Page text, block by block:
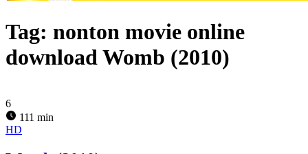
Tag: nonton movie online
download Womb (2010)
6
111 min
HD